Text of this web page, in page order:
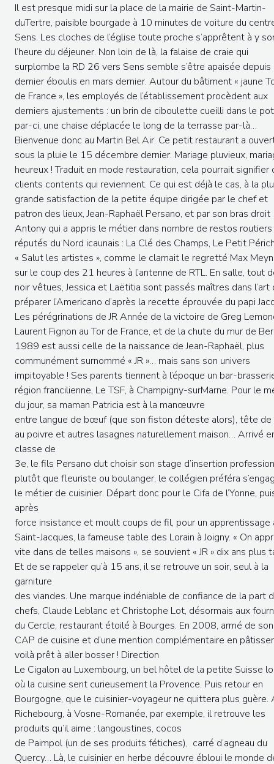
Il est presque midi sur la place de la mairie de Saint-Martin-
duTertre, paisible bourgade à 10 minutes de voiture du
Sens. Les cloches de l’église toute proche s’apprêtent à y
l’heure du déjeuner. Non loin de là, la falaise de craie qui
surplombe la RD 26 vers Sens semble s’être apaisée depuis
dernier éboulis en mars dernier. Autour du bâtiment « jaune
de France », les employés de l’établissement procèdent aux
derniers ajustements : un brin de ciboulette cueilli dans le
par-ci, une chaise déplacée le long de la terrasse par-là…
Bienvenue donc au Martin Bel Air. Ce petit restaurant a
sous la pluie le 15 décembre dernier. Mariage pluvieux,
heureux ! Traduit en mode restauration, cela pourrait
clients contents qui reviennent. Ce qui est déjà le cas, à la
grande satisfaction de la petite équipe dirigée par le chef et
patron des lieux, Jean-Raphaël Persano, et par son bras droit
Antony qui a appris le métier dans nombre de restos routiers
réputés du Nord icaunais : La Clé des Champs, Le Petit
« Salut les artistes », comme le clamait le regretté Max
sur le coup des 21 heures à l’antenne de RTL. En salle, tout
noir vêtues, Jessica et Laëtitia sont passés maîtres dans l’art
préparer l’Americano d’après la recette éprouvée du papi
Les pérégrinations de JR Année de la victoire de Greg
Laurent Fignon au Tor de France, et de la chute du mur de
1989 est aussi celle de la naissance de Jean-Raphaël, plus
communément surnommé « JR »… mais sans son univers
impitoyable ! Ses parents tiennent à l’époque un bar-
région francilienne, Le TSF, à Champigny-surMarne. Pour le
du jour, sa maman Patricia est à la manœuvre
entre langue de bœuf (que son fiston déteste alors), tête
au poivre et autres lasagnes naturellement maison… Arrivé
classe de
3e, le fils Persano dut choisir son stage d’insertion
plutôt que fleuriste ou boulanger, le collégien préféra
le métier de cuisinier. Départ donc pour le Cifa de l’Yonne,
après
force insistance et moult coups de fil, pour un
Saint-Jacques, la fameuse table des Lorain à Joigny. « On
vite dans de telles maisons », se souvient « JR » dix ans plus
Et de se rappeler qu’à 15 ans, il se retrouve un soir, seul à la
garniture
des viandes. Une marque indéniable de confiance de la part
chefs, Claude Leblanc et Christophe Lot, désormais aux
du Cercle, restaurant étoilé à Bourges. En 2008, armé de son
CAP de cuisine et d’une mention complémentaire en
voilà prêt à aller bosser ! Direction
Le Cigalon au Luxembourg, un bel hôtel de la petite Suisse
où la cuisine sent curieusement la Provence. Puis retour en
Bourgogne, que le cuisinier-voyageur ne quittera plus guère.
Richebourg, à Vosne-Romanée, par exemple, il retrouve les
produits qu’il aime : langoustines, cocos
de Paimpol (un de ses produits fétiches), carré d’agneau du
Quercy… Là, le cuisinier en herbe découvre ébloui le monde